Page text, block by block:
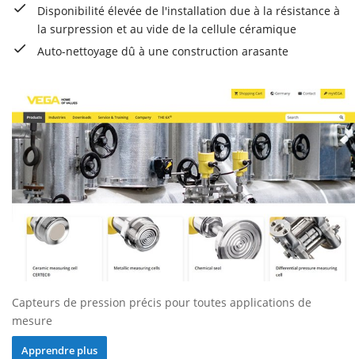
Disponibilité élevée de l'installation due à la résistance à
la surpression et au vide de la cellule céramique
Auto-nettoyage dû à une construction arasante
Capteurs de pression précis pour toutes applications de
mesure
Apprendre plus